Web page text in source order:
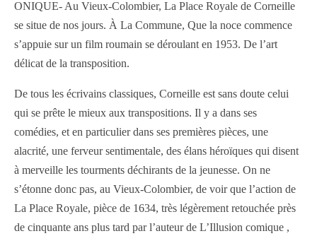
ONIQUE- Au Vieux-Colombier, La Place Royale de Corneille
se situe de nos jours. À La Commune, Que la noce commence
s’appuie sur un film roumain se déroulant en 1953. De l’art
délicat de la transposition.
De tous les écrivains classiques, Corneille est sans doute celui
qui se prête le mieux aux transpositions. Il y a dans ses
comédies, et en particulier dans ses premières pièces, une
alacrité, une ferveur sentimentale, des élans héroïques qui disent
à merveille les tourments déchirants de la jeunesse. On ne
s’étonne donc pas, au Vieux-Colombier, de voir que l’action de
La Place Royale, pièce de 1634, très légèrement retouchée près
de cinquante ans plus tard par l’auteur de L’Illusion comique ,